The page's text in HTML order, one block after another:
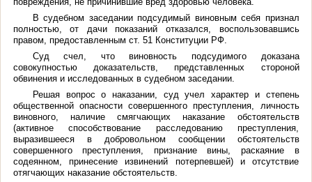
В судебном заседании подсудимый виновным себя признал
полностью, от дачи показаний отказался, воспользовавшись
правом, предоставленным ст. 51 Конституции РФ.
Суд счел, что виновность подсудимого доказана
совокупностью доказательств, представленных стороной
обвинения и исследованных в судебном заседании.
Решая вопрос о наказании, суд учел характер и степень
общественной опасности совершенного преступления, личность
виновного, наличие смягчающих наказание обстоятельств
(активное способствование расследованию преступления,
выразившееся в добровольном сообщении обстоятельств
совершенного преступления, признание вины, раскаяние в
содеянном, принесение извинений потерпевшей) и отсутствие
отягчающих наказание обстоятельств.